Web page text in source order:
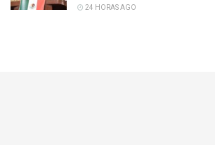
24 HORAS AGO